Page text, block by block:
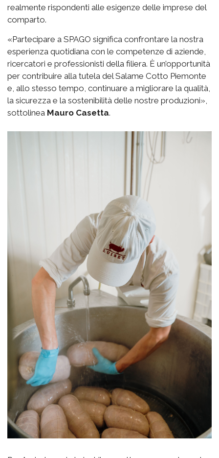
realmente rispondenti alle esigenze delle imprese del
comparto.
«Partecipare a SPAGO significa confrontare la nostra
esperienza quotidiana con le competenze di aziende,
ricercatori e professionisti della filiera. È un’opportunità
per contribuire alla tutela del Salame Cotto Piemonte
e, allo stesso tempo, continuare a migliorare la qualità,
la sicurezza e la sostenibilità delle nostre produzioni»,
sottolinea Mauro Casetta.